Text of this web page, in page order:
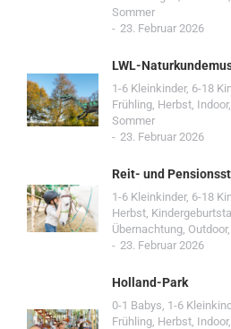
Sommer
23. Februar 2026
LWL-
1-6 Kleinkinder, 6-18
Frühling, Herbst, Indoor,
Sommer
23. Februar 2026
Reit- und
1-6 Kleinkinder, 6-18
Herbst,
Übernachtung, Outdoor,
23. Februar 2026
Holland-Park
0-1 Babys, 1-6
Frühling, Herbst, Indoor,